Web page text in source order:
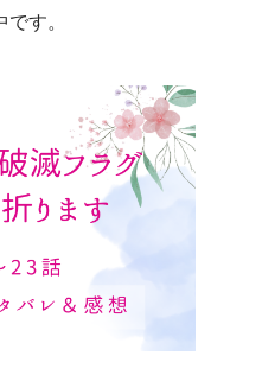
す。